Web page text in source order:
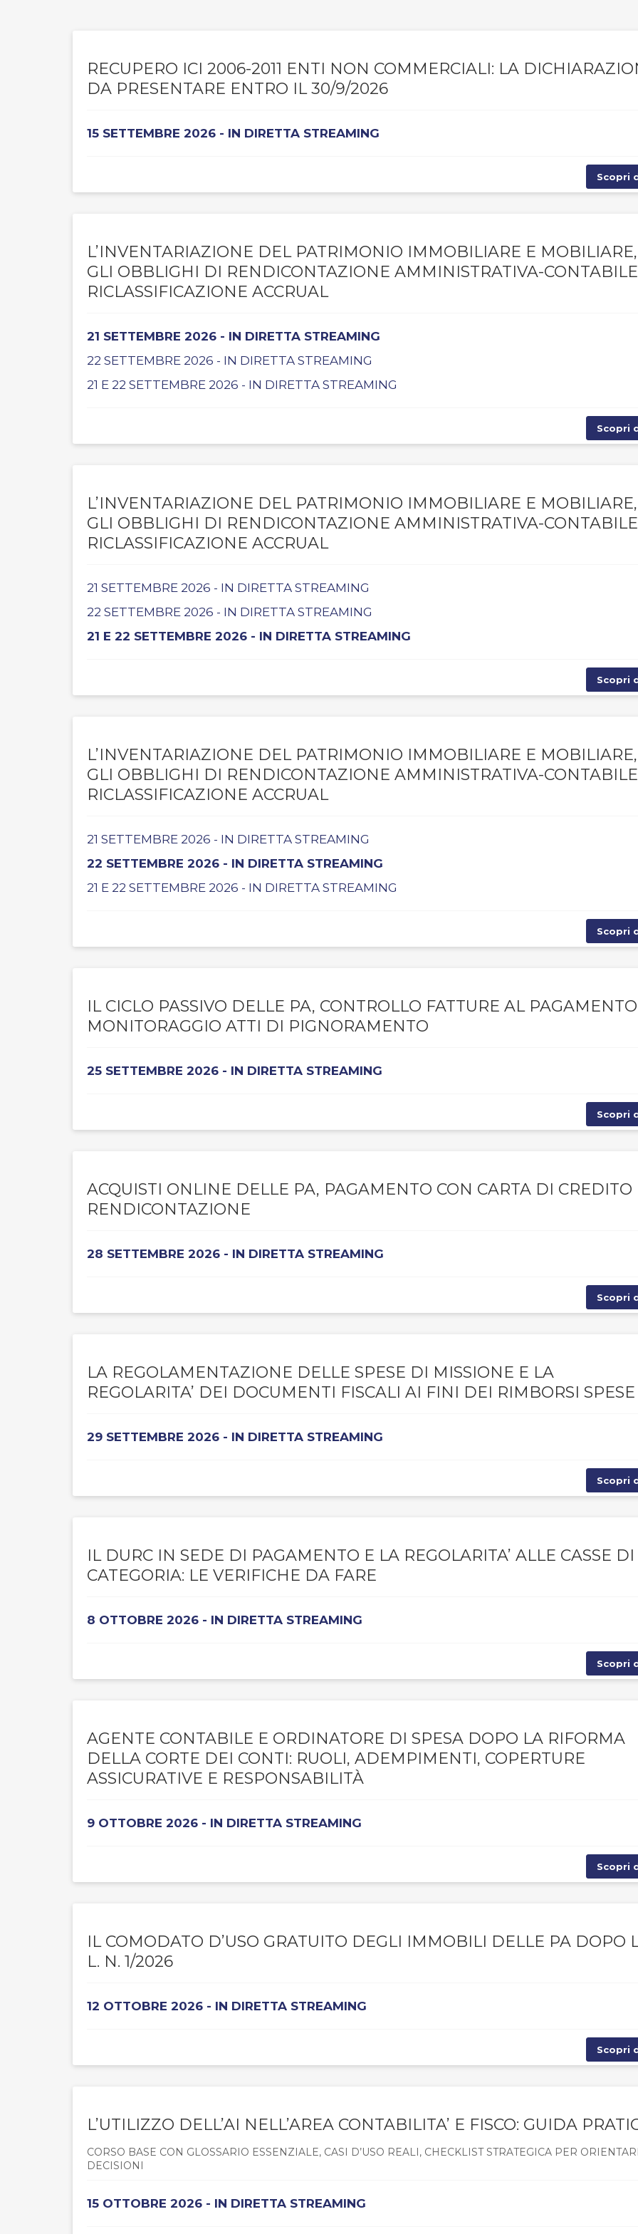
RECUPERO ICI 2006-2011 ENTI NON COMMERCIALI: LA
DA PRESENTARE ENTRO IL 30/9/2026
15 SETTEMBRE 2026 - IN DIRETTA STREAMING
Scopri
L’INVENTARIAZIONE DEL PATRIMONIO IMMOBILIARE E MOBILIARE,
GLI OBBLIGHI DI RENDICONTAZIONE AMMINISTRATIVA-
RICLASSIFICAZIONE ACCRUAL
21 SETTEMBRE 2026 - IN DIRETTA STREAMING
22 SETTEMBRE 2026 - IN DIRETTA STREAMING
21 E 22 SETTEMBRE 2026 - IN DIRETTA STREAMING
Scopri
L’INVENTARIAZIONE DEL PATRIMONIO IMMOBILIARE E MOBILIARE,
GLI OBBLIGHI DI RENDICONTAZIONE AMMINISTRATIVA-
RICLASSIFICAZIONE ACCRUAL
21 SETTEMBRE 2026 - IN DIRETTA STREAMING
22 SETTEMBRE 2026 - IN DIRETTA STREAMING
21 E 22 SETTEMBRE 2026 - IN DIRETTA STREAMING
Scopri
L’INVENTARIAZIONE DEL PATRIMONIO IMMOBILIARE E MOBILIARE,
GLI OBBLIGHI DI RENDICONTAZIONE AMMINISTRATIVA-
RICLASSIFICAZIONE ACCRUAL
21 SETTEMBRE 2026 - IN DIRETTA STREAMING
22 SETTEMBRE 2026 - IN DIRETTA STREAMING
21 E 22 SETTEMBRE 2026 - IN DIRETTA STREAMING
Scopri
IL CICLO PASSIVO DELLE PA, CONTROLLO FATTURE AL
MONITORAGGIO ATTI DI PIGNORAMENTO
25 SETTEMBRE 2026 - IN DIRETTA STREAMING
Scopri
ACQUISTI ONLINE DELLE PA, PAGAMENTO CON CARTA DI CREDITO
RENDICONTAZIONE
28 SETTEMBRE 2026 - IN DIRETTA STREAMING
Scopri
LA REGOLAMENTAZIONE DELLE SPESE DI MISSIONE E LA
REGOLARITA’ DEI DOCUMENTI FISCALI AI FINI DEI RIMBORSI SPESE
29 SETTEMBRE 2026 - IN DIRETTA STREAMING
Scopri
IL DURC IN SEDE DI PAGAMENTO E LA REGOLARITA’ ALLE CASSE DI
CATEGORIA: LE VERIFICHE DA FARE
8 OTTOBRE 2026 - IN DIRETTA STREAMING
Scopri
AGENTE CONTABILE E ORDINATORE DI SPESA DOPO LA RIFORMA
DELLA CORTE DEI CONTI: RUOLI, ADEMPIMENTI, COPERTURE
ASSICURATIVE E RESPONSABILITÀ
9 OTTOBRE 2026 - IN DIRETTA STREAMING
Scopri
IL COMODATO D’USO GRATUITO DEGLI IMMOBILI DELLE PA DOPO
L. N. 1/2026
12 OTTOBRE 2026 - IN DIRETTA STREAMING
Scopri
L’UTILIZZO DELL’AI NELL’AREA CONTABILITA’ E FISCO: GUIDA
CORSO BASE CON GLOSSARIO ESSENZIALE, CASI D’USO REALI, CHECKLIST STRATEGICA PER
DECISIONI
15 OTTOBRE 2026 - IN DIRETTA STREAMING